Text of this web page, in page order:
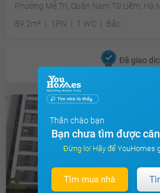
Phường Mễ Trì, Quận Nam Từ Liêm, Hà
89.2m²
1PN 1 WC Bắc
Đã giao
Thân chào bạn
Bạn chưa tìm được
Đừng lo! Hãy để YouHomes
Tìm mua nhà